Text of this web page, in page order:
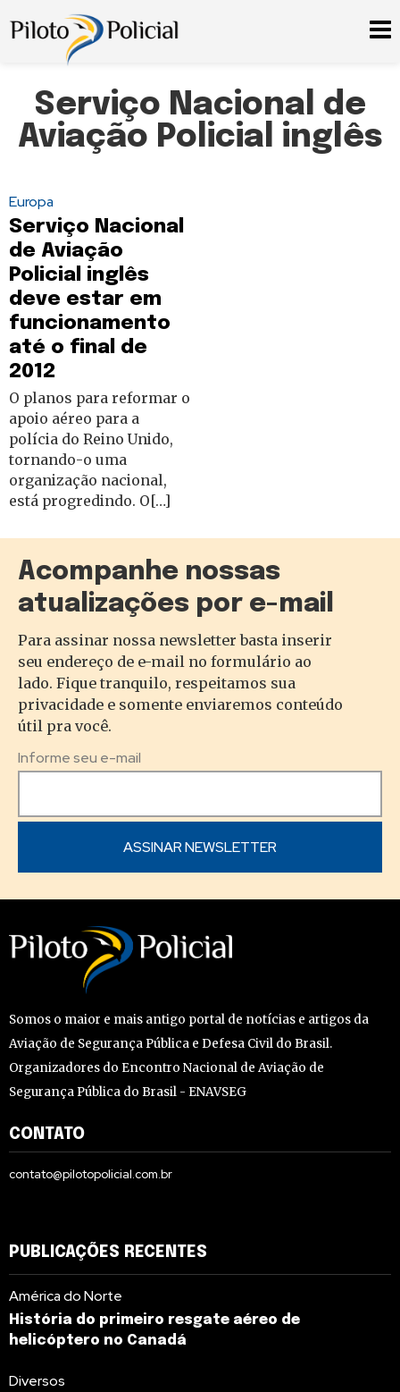
Serviço Nacional de
Aviação Policial inglês
Europa
Serviço Nacional
de Aviação
Policial inglês
deve estar em
funcionamento
até o final de
2012
O planos para reformar o
apoio aéreo para a
polícia do Reino Unido,
tornando-o uma
organização nacional,
está progredindo. O[…]
Acompanhe nossas
atualizações por e-mail
Para assinar nossa newsletter basta inserir
seu endereço de e-mail no formulário ao
lado. Fique tranquilo, respeitamos sua
privacidade e somente enviaremos conteúdo
útil pra você.
Informe seu e-mail
Somos o maior e mais antigo portal de notícias e artigos da
Aviação de Segurança Pública e Defesa Civil do Brasil.
Organizadores do Encontro Nacional de Aviação de
Segurança Pública do Brasil - ENAVSEG
CONTATO
contato@pilotopolicial.com.br
PUBLICAÇÕES RECENTES
América do Norte
História do primeiro resgate aéreo de
helicóptero no Canadá
Diversos